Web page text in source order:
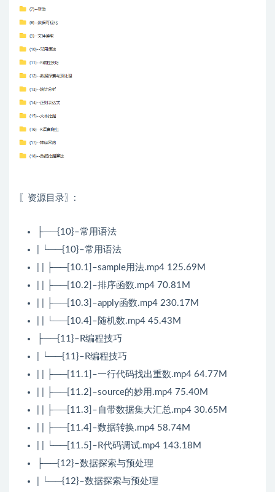
〖资源目录〗:
├──{10}–常用语法
| └──{10}–常用语法
| | ├──[10.1]–sample用法.mp4 125.69M
| | ├──[10.2]–排序函数.mp4 70.81M
| | ├──[10.3]–apply函数.mp4 230.17M
| | └──[10.4]–随机数.mp4 45.43M
├──{11}–R编程技巧
| └──{11}–R编程技巧
| | ├──[11.1]–一行代码找出重数.mp4 64.77M
| | ├──[11.2]–source的妙用.mp4 75.40M
| | ├──[11.3]–自带数据集大汇总.mp4 30.65M
| | ├──[11.4]–数据转换.mp4 58.74M
| | └──[11.5]–R代码调试.mp4 143.18M
├──{12}–数据探索与预处理
| └──{12}–数据探索与预处理